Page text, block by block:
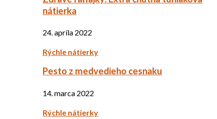
nátierka
24. apríla 2022
Rýchle nátierky
Pesto z medvedieho cesnaku
14. marca 2022
Rýchle nátierky